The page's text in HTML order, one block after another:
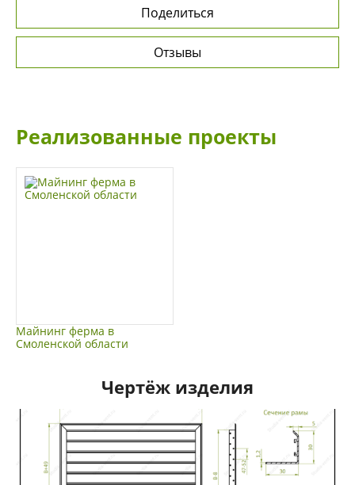
Поделиться
Отзывы
Реализованные проекты
Майнинг ферма в
Смоленской области
Чертёж изделия